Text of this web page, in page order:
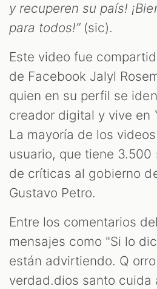
y recuperen su país!
para todos!” (sic).
Este video fue
de Facebook Jalyl
quien en su perfil se
creador digital y vive en
La mayoría de los
usuario, que tiene 3.500
de críticas al gobierno
Gustavo Petro.
Entre los comentarios
mensajes como "Si lo
están advirtiendo. Q
verdad.dios santo cuida